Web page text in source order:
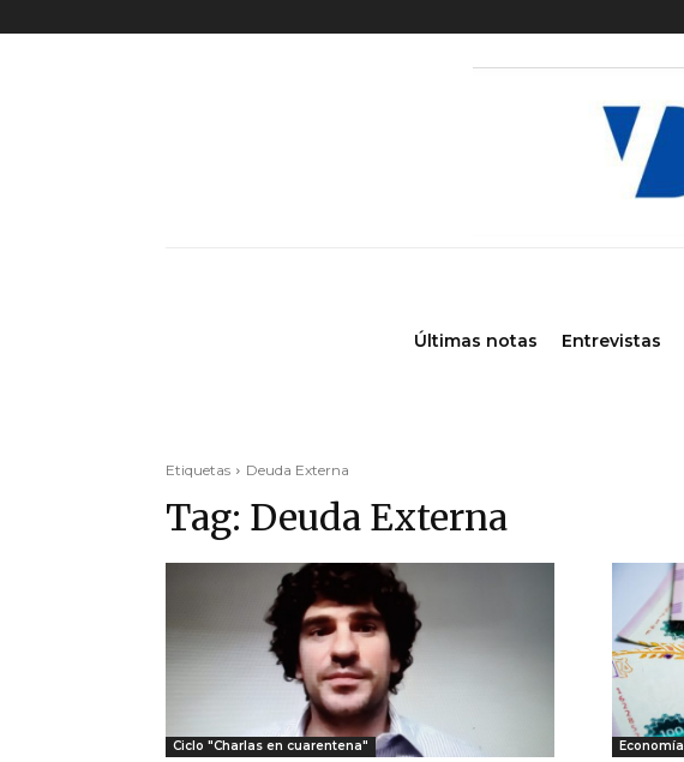
Últimas notas Entrevistas
Etiquetas Deuda Externa
Tag: Deuda Externa
Ciclo "Charlas en cuarentena" Economía